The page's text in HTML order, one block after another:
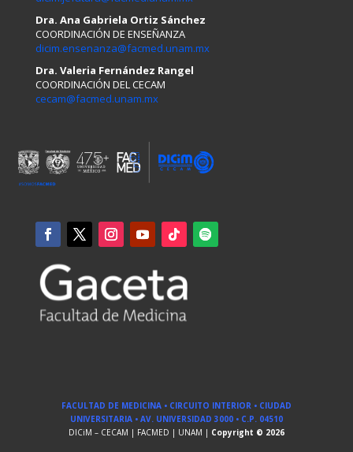
Dra. Ana Gabriela Ortiz Sánchez
COORDINACIÓN DE ENSEÑANZA
dicim.ensenanza@facmed.unam.mx
Dra. Valeria Fernández Rangel
COORDINACIÓN DEL CECAM
cecam@facmed.unam.mx
FACULTAD DE MEDICINA • CIRCUITO INTERIOR • CIUDAD
UNIVERSITARIA • AV. UNIVERSIDAD 3000 • C.P. 04510
DICiM – CECAM | FACMED | UNAM | Copyright © 2026